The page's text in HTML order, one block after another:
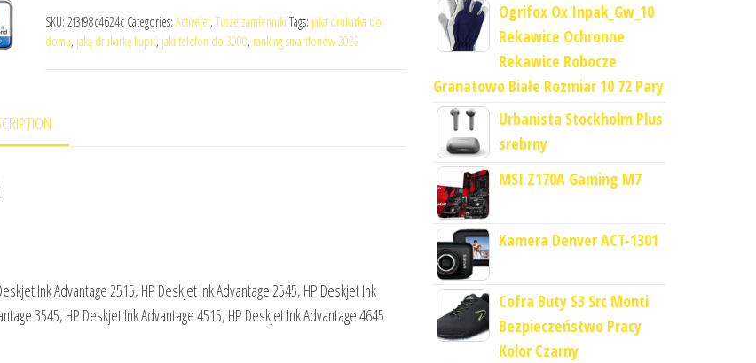
SKU: 2f3f98c4624c Categories: Activejet, Tusze zamienniki Tags: jaka drukarka do
domu, jaką drukarkę kupić, jaki telefon do 3000, ranking smartfonów 2022
Ink Advantage 2515, HP Deskjet Ink Advantage 2545, HP Deskjet Ink
3545, HP Deskjet Ink Advantage 4515, HP Deskjet Ink Advantage 4645
Ogrifox Ox Inpak_Gw_10
Rekawice Ochronne
Rekawice Robocze
Granatowo Białe Rozmiar 10 72 Pary
Urbanista Stockholm Plus
srebrny
MSI Z170A Gaming M7
Kamera Denver ACT-1301
Cofra Buty S3 Src Monti
Bezpieczeństwo Pracy
Kolor Czarny